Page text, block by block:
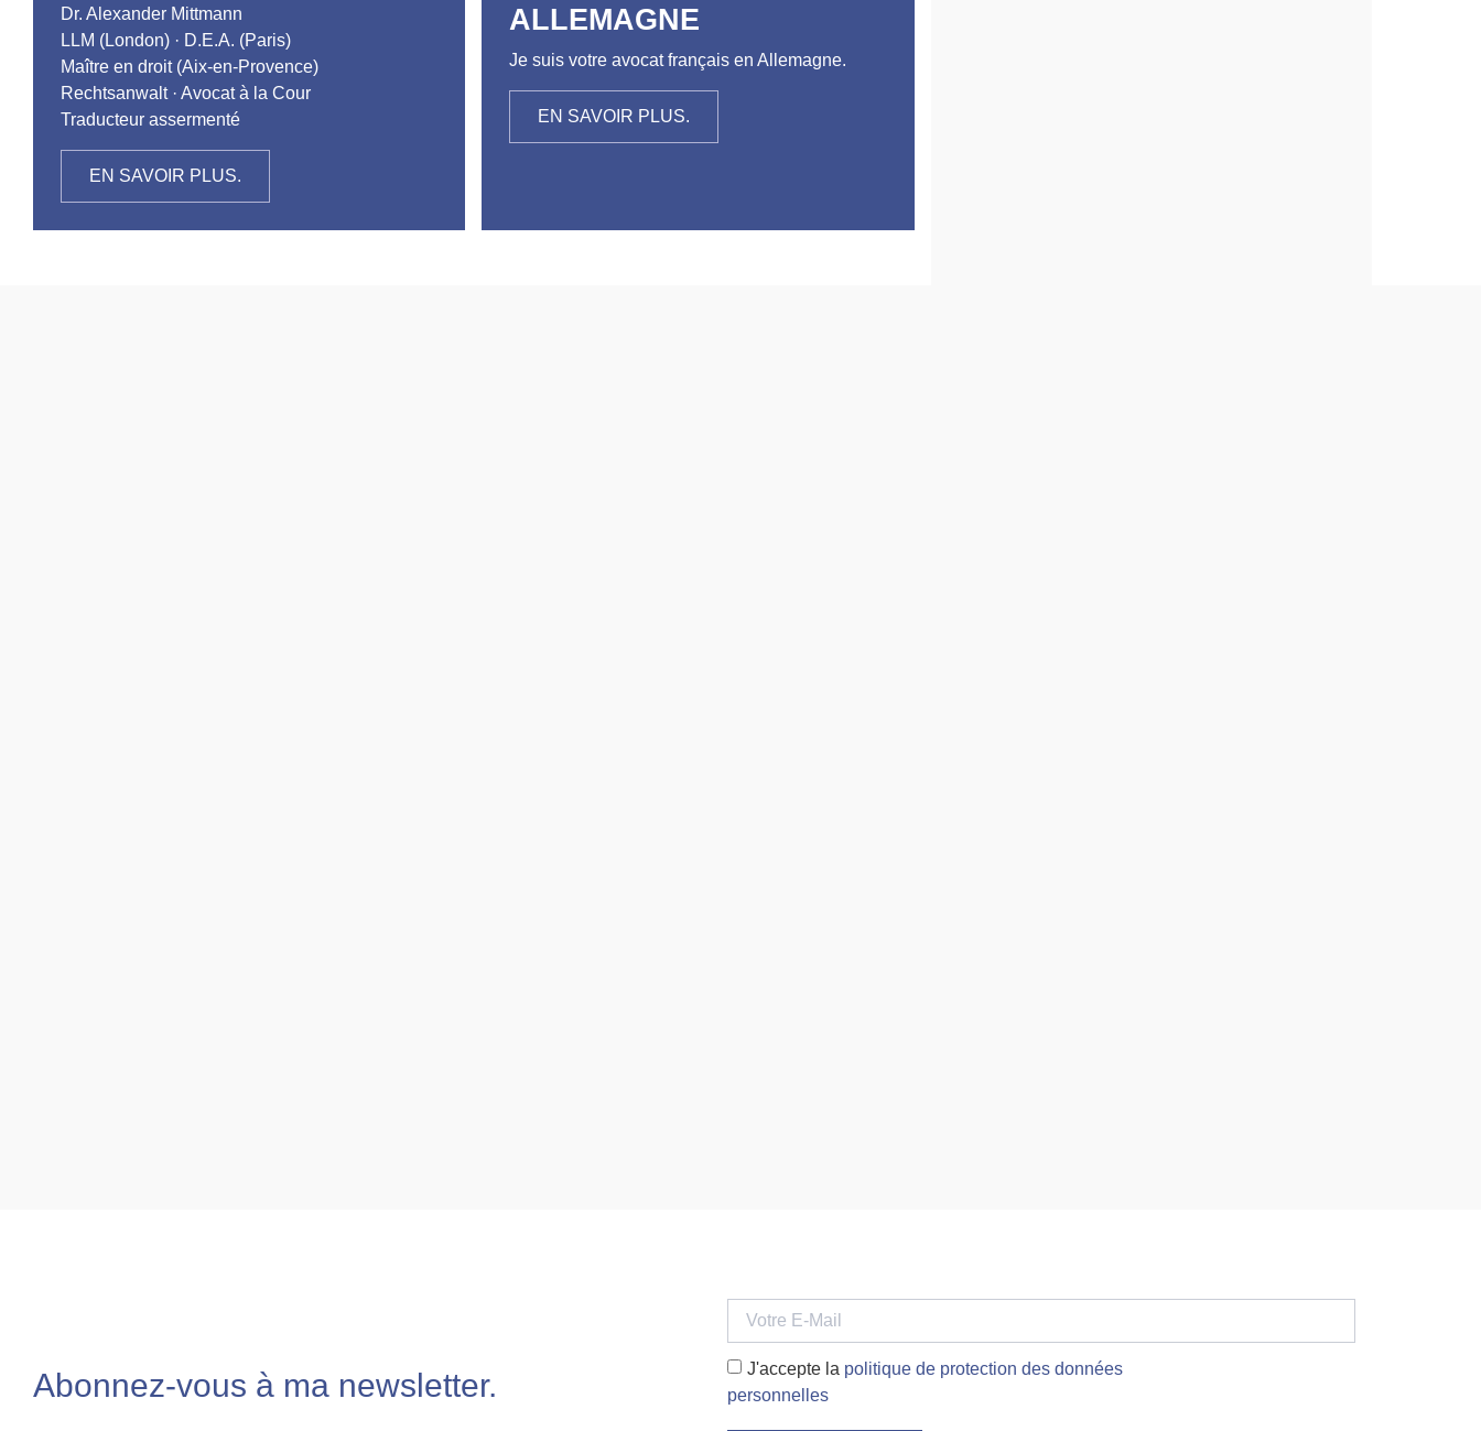
Dr. Alexander Mittmann
LLM (London) · D.E.A. (Paris)
Maître en droit (Aix-en-Provence)
Rechtsanwalt · Avocat à la Cour
Traducteur assermenté
EN SAVOIR PLUS.
ALLEMAGNE
Je suis votre avocat français en Allemagne.
EN SAVOIR PLUS.
Abonnez-vous à ma newsletter. J'accepte la politique de protection des données
personnelles